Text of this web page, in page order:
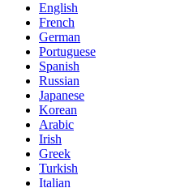
English
French
German
Portuguese
Spanish
Russian
Japanese
Korean
Arabic
Irish
Greek
Turkish
Italian